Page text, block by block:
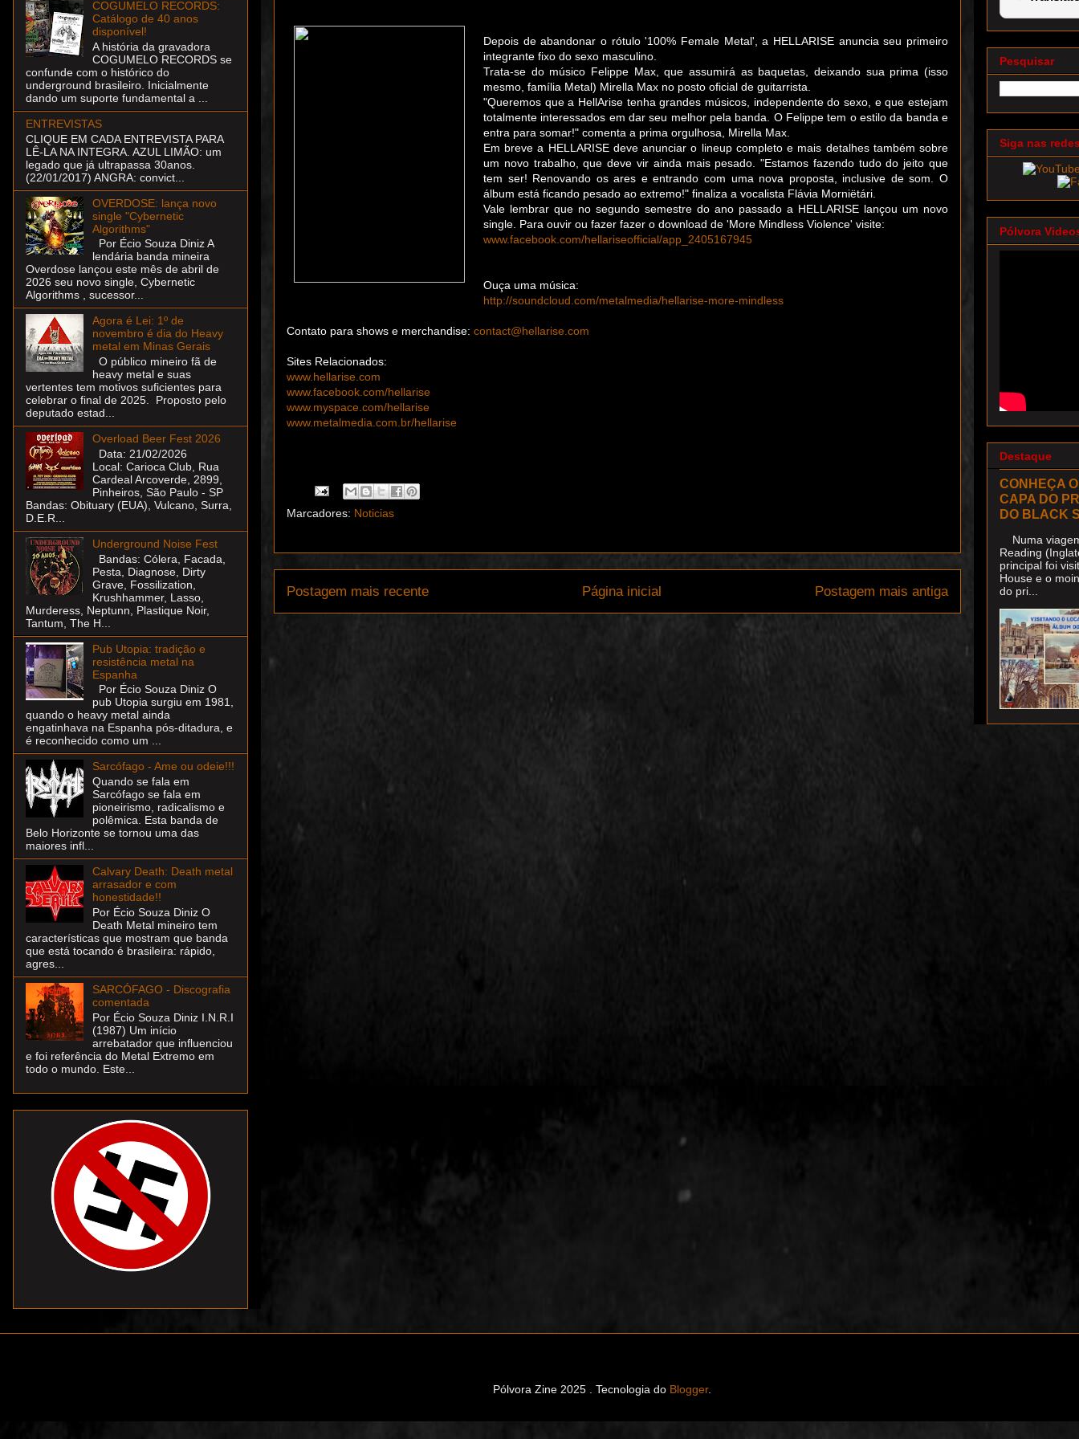
Depois de abandonar o rótulo '100% Female Metal', a HELLARISE anuncia seu primeiro
integrante fixo do sexo masculino.
Trata-se do músico Felippe Max, que assumirá as baquetas, deixando sua prima (isso
mesmo, família Metal) Mirella Max no posto oficial de guitarrista.
"Queremos que a HellArise tenha grandes músicos, independente do sexo, e que estejam
totalmente interessados em dar seu melhor pela banda. O Felippe tem o estilo da banda e
entra para somar!" comenta a prima orgulhosa, Mirella Max.
Em breve a HELLARISE deve anunciar o lineup completo e mais detalhes também sobre
um novo trabalho, que deve vir ainda mais pesado. "Estamos fazendo tudo do jeito que
tem ser! Renovando os ares e entrando com uma nova proposta, inclusive de som. O
álbum está ficando pesado ao extremo!" finaliza a vocalista Flávia Morniëtári.
Vale lembrar que no segundo semestre do ano passado a HELLARISE lançou um novo
single. Para ouvir ou fazer fazer o download de 'More Mindless Violence' visite:
www.facebook.com/hellariseofficial/app_2405167945
Ouça uma música:
http://soundcloud.com/metalmedia/hellarise-more-mindless
Contato para shows e merchandise: contact@hellarise.com
Sites Relacionados:
www.hellarise.com
www.facebook.com/hellarise
www.myspace.com/hellarise
www.metalmedia.com.br/hellarise
Marcadores: Noticias
Postagem mais recente Postagem mais antiga
Página inicial
COGUMELO RECORDS:
Catálogo de 40 anos
disponível!
A história da gravadora
COGUMELO RECORDS se
confunde com o histórico do
underground brasileiro. Inicialmente
dando um suporte fundamental a ...
ENTREVISTAS
CLIQUE EM CADA ENTREVISTA PARA
LÊ-LA NA INTEGRA. AZUL LIMÃO: um
legado que já ultrapassa 30anos.
(22/01/2017) ANGRA: convict...
OVERDOSE: lança novo
single "Cybernetic
Algorithms"
Por Écio Souza Diniz A
lendária banda mineira
Overdose lançou este mês de abril de
2026 seu novo single, Cybernetic
Algorithms , sucessor...
Agora é Lei: 1º de
novembro é dia do Heavy
metal em Minas Gerais
O público mineiro fã de
heavy metal e suas
vertentes tem motivos suficientes para
celebrar o final de 2025. Proposto pelo
deputado estad...
Overload Beer Fest 2026
Data: 21/02/2026
Local: Carioca Club, Rua
Cardeal Arcoverde, 2899,
Pinheiros, São Paulo - SP
Bandas: Obituary (EUA), Vulcano, Surra,
D.E.R...
Underground Noise Fest
Bandas: Cólera, Facada,
Pesta, Diagnose, Dirty
Grave, Fossilization,
Krushhammer, Lasso,
Murderess, Neptunn, Plastique Noir,
Tantum, The H...
Pub Utopia: tradição e
resistência metal na
Espanha
Por Écio Souza Diniz O
pub Utopia surgiu em 1981,
quando o heavy metal ainda
engatinhava na Espanha pós-ditadura, e
é reconhecido como um ...
Sarcófago - Ame ou odeie!!!
Quando se fala em
Sarcófago se fala em
pioneirismo, radicalismo e
polêmica. Esta banda de
Belo Horizonte se tornou uma das
maiores infl...
Calvary Death: Death metal
arrasador e com
honestidade!!
Por Écio Souza Diniz O
Death Metal mineiro tem
características que mostram que banda
que está tocando é brasileira: rápido,
agres...
SARCÓFAGO - Discografia
comentada
Por Écio Souza Diniz I.N.R.I
(1987) Um início
arrebatador que influenciou
e foi referência do Metal Extremo em
todo o mundo. Este...
Pesquisar
Siga nas
Pólvora
Destaque
CONHEÇA
CAPA DO
DO BLACK
Numa
Reading
principal foi
House e o
do pri...
Pólvora Zine 2025 . Tecnologia do Blogger.